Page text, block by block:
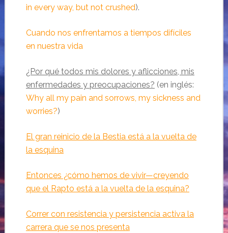
in every way, but not crushed).
Cuando nos enfrentamos a tiempos difíciles
en nuestra vida
¿Por qué todos mis dolores y aflicciones, mis
enfermedades y preocupaciones? (en inglés:
Why all my pain and sorrows, my sickness and
worries?)
El gran reinicio de la Bestia está a la vuelta de
la esquina
Entonces ¿cómo hemos de vivir—creyendo
que el Rapto está a la vuelta de la esquina?
Correr con resistencia y persistencia activa la
carrera que se nos presenta